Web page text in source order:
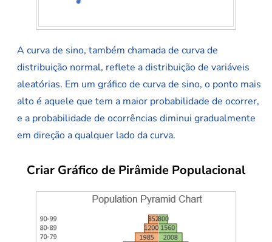
A curva de sino, também chamada de curva de
distribuição normal, reflete a distribuição de variáveis
aleatórias. Em um gráfico de curva de sino, o ponto mais
alto é aquele que tem a maior probabilidade de ocorrer,
e a probabilidade de ocorrências diminui gradualmente
em direção a qualquer lado da curva.
Criar Gráfico de Pirâmide Populacional